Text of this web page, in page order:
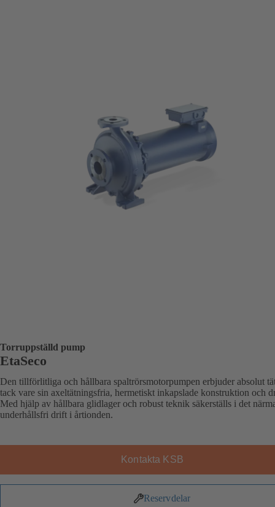
Torruppställd pump
EtaSeco
Den tillförlitliga och hållbara spaltrörsmotorpumpen erbjuder absolut
tack vare sin axeltätningsfria, hermetiskt inkapslade konstruktion och
Med hjälp av hållbara glidlager och robust teknik säkerställs i det
underhållsfri drift i årtionden.
Kontakta KSB
Reservdelar